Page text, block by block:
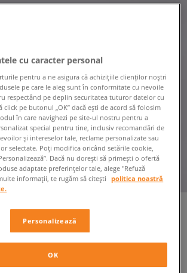
cu caracter personal
pentru a ne asigura că achizițiile clienților noștri
pe care le aleg sunt în conformitate cu nevoile
respectând pe deplin securitatea tuturor datelor cu
click pe butonul „OK” dacă ești de acord să folosim
în care navighezi pe site-ul nostru pentru a
special pentru tine, inclusiv recomandări de
și intereselor tale, reclame personalizate sau
selectate. Poți modifica oricând setările cookie,
Dacă nu dorești să primești o ofertă
adaptate preferințelor tale, alege "Refuză
informații, te rugăm să citești
politica noastră
Personalizează
OK